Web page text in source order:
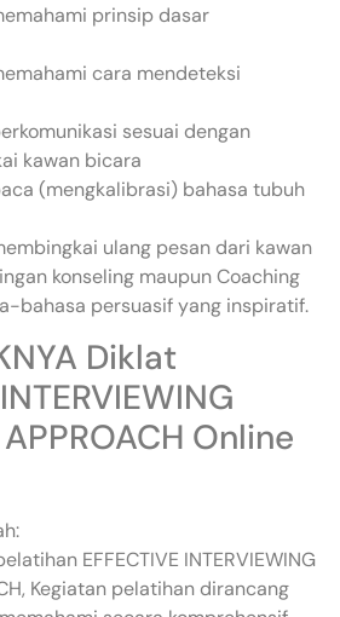
prinsip dasar
cara mendeteksi
sesuai dengan
kawan bicara
(mengkalibrasi) bahasa tubuh
ulang pesan dari kawan
konseling maupun Coaching
bahasa persuasif yang inspiratif.
Diklat
Online
EFFECTIVE INTERVIEWING
Kegiatan pelatihan dirancang